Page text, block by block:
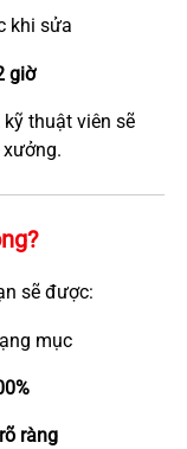
khi sửa
giờ
thuật viên sẽ
sẽ được:
mục
ràng